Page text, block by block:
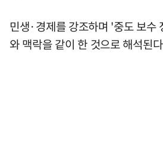
민생·경제를 강조하며 '중도 보수
와 맥락을 같이 한 것으로 해석된